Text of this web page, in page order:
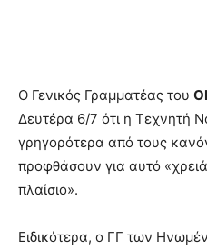
Ο Γενικός Γραμματέας του
Δευτέρα 6/7 ότι η Τεχνητή
γρηγορότερα από τους
προφθάσουν για αυτό
πλαίσιο».
Ειδικότερα, ο ΓΓ των